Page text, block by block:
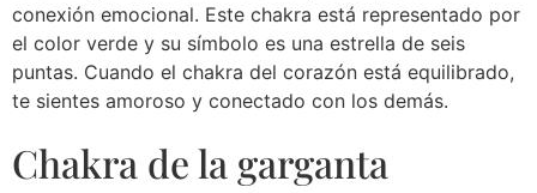
conexión emocional. Este chakra está representado por
el color verde y su símbolo es una estrella de seis
puntas. Cuando el chakra del corazón está equilibrado,
te sientes amoroso y conectado con los demás.
Chakra de la garganta